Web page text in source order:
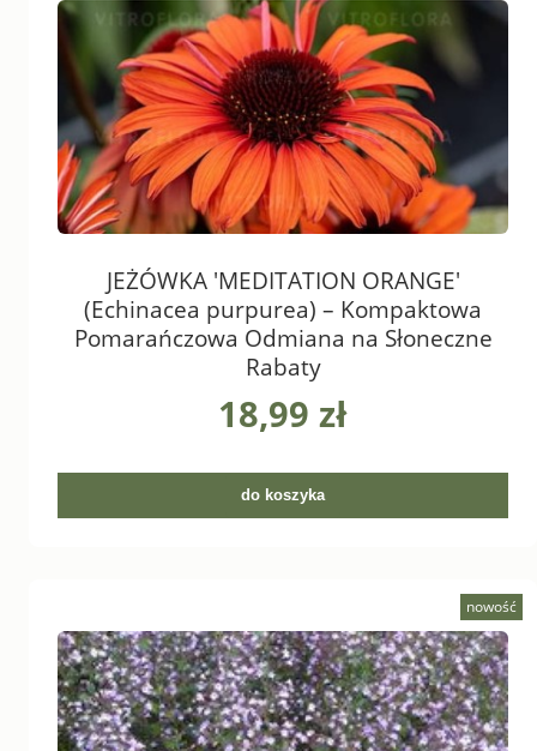
JEŻÓWKA 'MEDITATION ORANGE'
(Echinacea purpurea) – Kompaktowa
Pomarańczowa Odmiana na Słoneczne
Rabaty
18,99 zł
do koszyka
nowość